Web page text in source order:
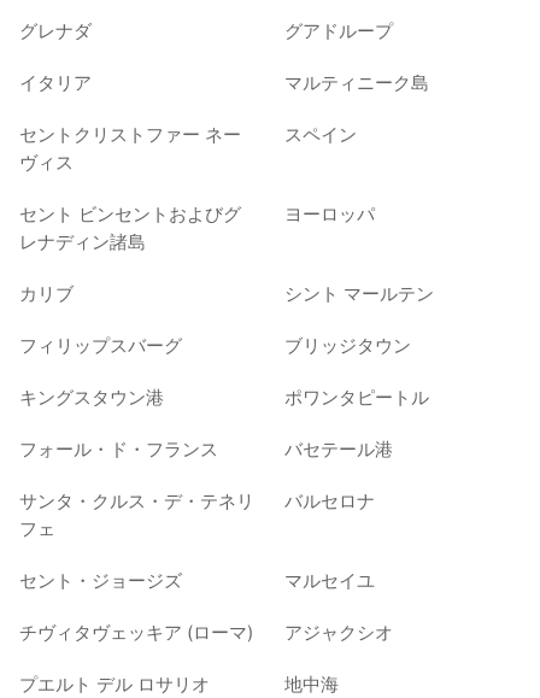
グレナダ グアドループ
イタリア マルティニーク島
セントクリストファー ネー
ヴィス
スペイン
セント ビンセントおよびグ
レナディン諸島
ヨーロッパ
カリブ シント マールテン
フィリップスバーグ ブリッジタウン
キングスタウン港 ポワンタピートル
フォール・ド・フランス バセテール港
サンタ・クルス・デ・テネリ
フェ
バルセロナ
セント・ジョージズ マルセイユ
チヴィタヴェッキア (ローマ) アジャクシオ
プエルト デル ロサリオ 地中海